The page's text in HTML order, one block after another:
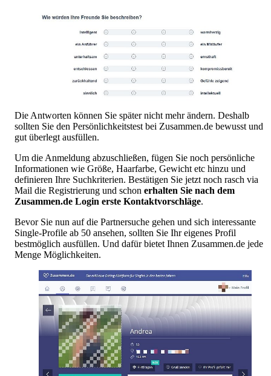
Die Antworten können Sie später nicht mehr ändern. Deshalb
sollten Sie den Persönlichkeitstest bei Zusammen.de bewusst und
gut überlegt ausfüllen.
Um die Anmeldung abzuschließen, fügen Sie noch persönliche
Informationen wie Größe, Haarfarbe, Gewicht etc hinzu und
definieren Ihre Suchkriterien. Bestätigen Sie jetzt noch rasch via
Mail die Registrierung und schon erhalten Sie nach dem
Zusammen.de Login erste Kontaktvorschläge.
Bevor Sie nun auf die Partnersuche gehen und sich interessante
Single-Profile ab 50 ansehen, sollten Sie Ihr eigenes Profil
bestmöglich ausfüllen. Und dafür bietet Ihnen Zusammen.de jede
Menge Möglichkeiten.